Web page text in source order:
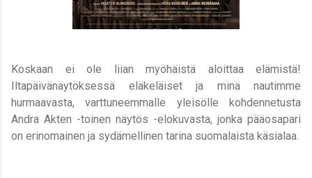
Koskaan ei ole liian myöhäistä aloittaa elämistä!
Iltapäivänäytöksessä eläkeläiset ja minä nautimme
hurmaavasta, varttuneemmalle yleisölle kohdennetusta
Andra Akten -toinen näytös -elokuvasta, jonka pääosapari
on erinomainen ja sydämellinen tarina suomalaista käsialaa.